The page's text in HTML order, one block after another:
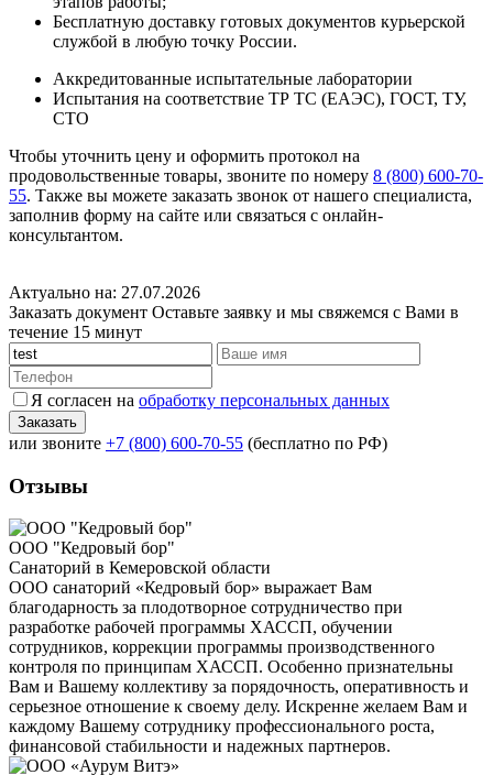
Бесплатную доставку готовых документов курьерской
службой в любую точку России.
Аккредитованные испытательные лаборатории
Испытания на соответствие ТР ТС (ЕАЭС), ГОСТ, ТУ,
СТО
Чтобы уточнить цену и оформить протокол на
продовольственные товары, звоните по номеру 8 (800) 600-70-
55. Также вы можете заказать звонок от нашего специалиста,
заполнив форму на сайте или связаться с онлайн-
консультантом.
Актуально на: 27.07.2026
Заказать документ Оставьте заявку и мы свяжемся с Вами в
течение 15 минут
Я согласен на обработку персональных данных
или звоните +7 (800) 600-70-55 (бесплатно по РФ)
Отзывы
ООО "Кедровый бор"
Санаторий в Кемеровской области
ООО санаторий «Кедровый бор» выражает Вам
благодарность за плодотворное сотрудничество при
разработке рабочей программы ХАССП, обучении
сотрудников, коррекции программы производственного
контроля по принципам ХАССП. Особенно признательны
Вам и Вашему коллективу за порядочность, оперативность и
серьезное отношение к своему делу. Искренне желаем Вам и
каждому Вашему сотруднику профессионального роста,
финансовой стабильности и надежных партнеров.